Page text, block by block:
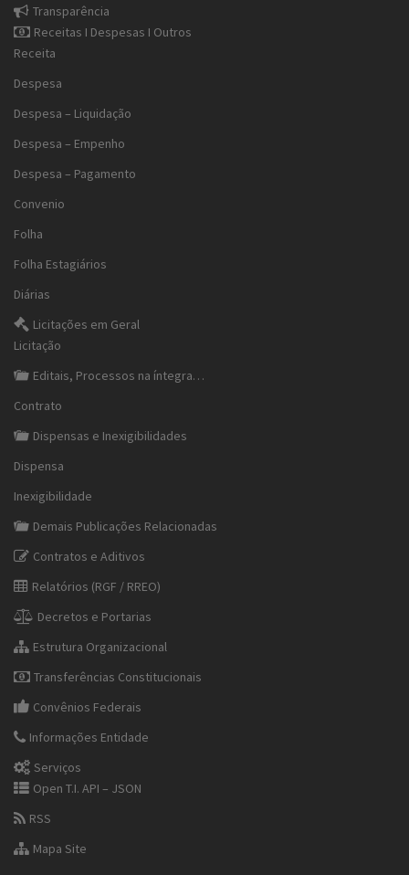
Transparência
Receitas I Despesas I Outros
Receita
Despesa
Despesa – Liquidação
Despesa – Empenho
Despesa – Pagamento
Convenio
Folha
Folha Estagiários
Diárias
Licitações em Geral
Licitação
Editais, Processos na íntegra…
Contrato
Dispensas e Inexigibilidades
Dispensa
Inexigibilidade
Demais Publicações Relacionadas
Contratos e Aditivos
Relatórios (RGF / RREO)
Decretos e Portarias
Estrutura Organizacional
Transferências Constitucionais
Convênios Federais
Informações Entidade
Serviços
Open T.I. API – JSON
RSS
Mapa Site